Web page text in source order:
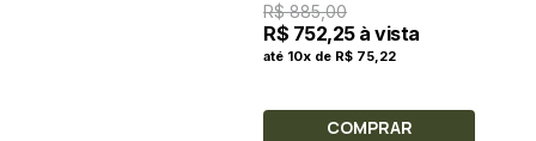
R$ 885,00
R$ 752,25 à vista
até 10x de R$ 75,22
COMPRAR